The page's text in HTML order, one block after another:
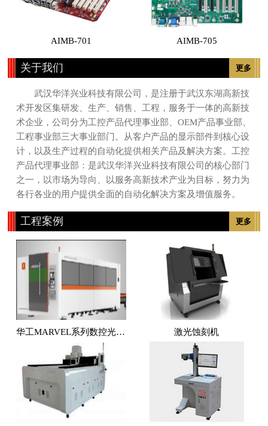
AIMB-701 AIMB-705
更多
关于我们
武汉华洋兴业科技有限公司，是注册于武汉东湖高新技
术开发区集研发、生产、销售、工程，服务于一体的高新技
术企业，公司分为工控产品代理事业部、OEM产品事业部、
工程事业部三大事业部门。从客户产品的显示部件到核心设
计，以及生产过程的自动化提供相关产品及解决方案。工控
产品代理事业部：是武汉华洋兴业科技有限公司的核心部门
之一，以市场为导向、以服务高新技术产业为目标，努力为
各行各业的用户提供全面的自动化解决方案及增值服务。
更多
工程案例
华工MARVEL系列数控光纤激光切割机 激光蚀刻机